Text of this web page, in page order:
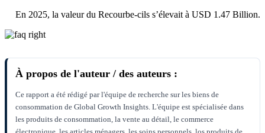
En 2025, la valeur du Recourbe-cils s’élevait à USD 1.47 Billion.
À propos de l'auteur / des auteurs :
Ce rapport a été rédigé par l'équipe de recherche sur les biens de
consommation de Global Growth Insights. L'équipe est spécialisée dans
les produits de consommation, la vente au détail, le commerce